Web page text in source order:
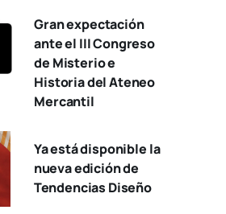
Gran expectación
ante el III Congreso
de Misterio e
Historia del Ateneo
Mercantil
Ya está disponible la
nueva edición de
Tendencias Diseño